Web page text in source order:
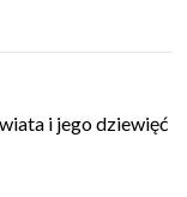
i jego dziewięć